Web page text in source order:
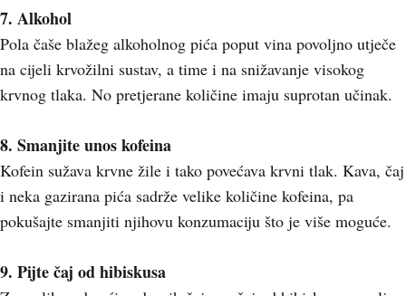
7. Alkohol
Pola čaše blažeg alkoholnog pića poput vina povoljno utječe
na cijeli krvožilni sustav, a time i na snižavanje visokog
krvnog tlaka. No pretjerane količine imaju suprotan učinak.
8. Smanjite unos kofeina
Kofein sužava krvne žile i tako povećava krvni tlak. Kava, čaj
i neka gazirana pića sadrže velike količine kofeina, pa
pokušajte smanjiti njihovu konzumaciju što je više moguće.
9. Pijte čaj od hibiskusa